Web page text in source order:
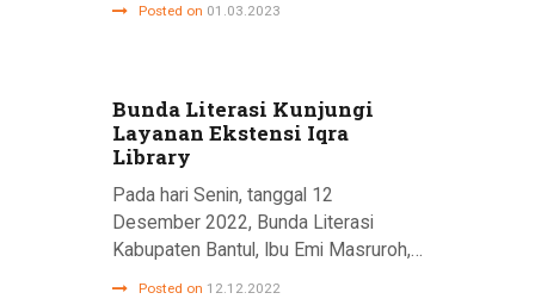
Posted on 01.03.2023
Bunda Literasi Kunjungi
Layanan Ekstensi Iqra
Library
Pada hari Senin, tanggal 12
Desember 2022, Bunda Literasi
Kabupaten Bantul, Ibu Emi Masruroh,…
Posted on 12.12.2022